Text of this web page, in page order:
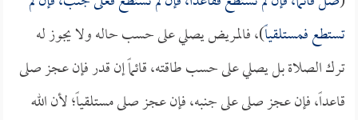
تستطع فمستلقياً)، فالمريض يصلي على حسب حاله ولا يجوز له
ترك الصلاة بل يصلي على حسب طاقته، قائماً إن قدر فإن عجز صلى
قاعداً، فإن عجز صلى على جنبه، فإن عجز صلى مستلقياً؛ لأن الله